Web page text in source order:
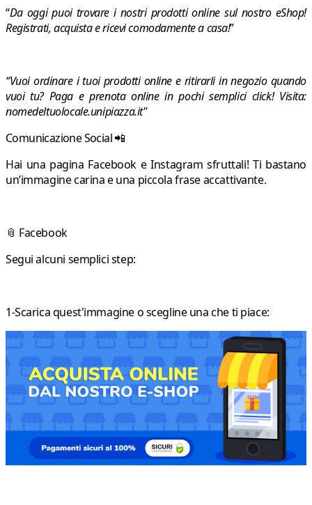
“Da oggi puoi trovare i nostri prodotti online sul nostro eShop!
Registrati, acquista e ricevi comodamente a casa!”
“Vuoi ordinare i tuoi prodotti online e ritirarli in negozio quando
vuoi tu? Paga e prenota online in pochi semplici click! Visita:
nomedeltuolocale.unipiazza.it"
Comunicazione Social 📲
Hai una pagina Facebook e Instagram sfruttali! Ti bastano
un’immagine carina e una piccola frase accattivante.
📎 Facebook
Segui alcuni semplici step:
1-Scarica quest'immagine o scegline una che ti piace: